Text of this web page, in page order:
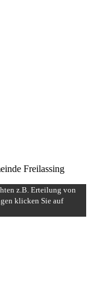
Freilassing
z.B. Erteilung von
klicken Sie auf